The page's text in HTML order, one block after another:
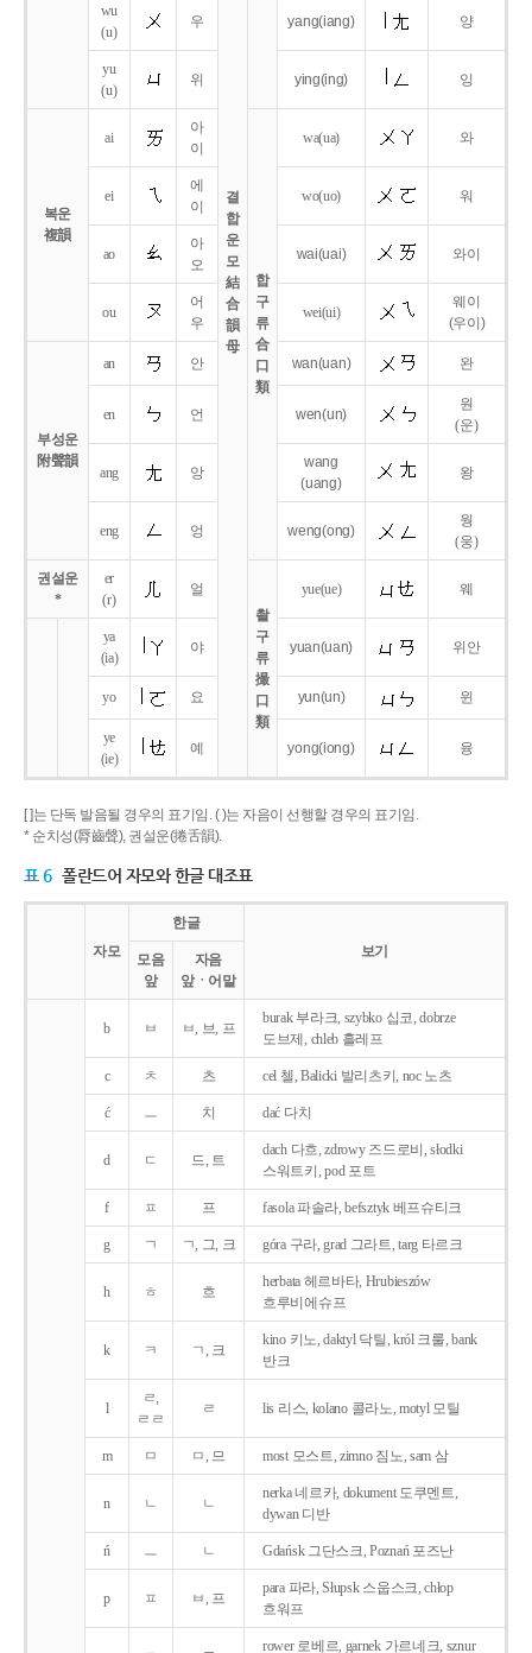
결
합
운
모
結
合
韻
母
wu
(u)
우 yang(iang) 양
yu
(u)
위 ying(ing) 잉
복운
複韻
ai
아
이
합
구
류
合
口
類
wa(ua) 와
ei
에
이
wo(uo) 워
ao
아
오
wai(uai) 와이
ou
어
우
wei(ui)
웨이
(우이)
부성운
附聲韻
an 안 wan(uan) 완
en 언 wen(un)
원
(운)
ang 앙
wang
(uang)
왕
eng 엉 weng(ong)
웡
(웅)
권설운
*
er
(r)
얼
촬
구
류
撮
口
類
yue(ue) 웨
ya
(ia)
야 yuan(uan) 위안
yo 요 yun(un) 윈
ye
(ie)
예 yong(iong) 융
[ ]는 단독 발음될 경우의 표기임. ( )는 자음이 선행할 경우의 표기임.
* 순치성(脣齒聲), 권설운(捲舌韻).
표 6 폴란드어 자모와 한글 대조표
자모
한글
보기
모음
앞
자음
앞ㆍ어말
b ㅂ ㅂ, 브, 프
burak 부라크, szybko 십코, dobrze
도브제, chleb 흘레프
c ㅊ 츠 cel 첼, Balicki 발리츠키, noc 노츠
ć ㅡ 치 dać 다치
d ㄷ 드, 트
dach 다흐, zdrowy 즈드로비, słodki
스워트키, pod 포트
f ㅍ 프 fasola 파솔라, befsztyk 베프슈티크
g ㄱ ㄱ, 그, 크 góra 구라, grad 그라트, targ 타르크
h ㅎ 흐
herbata 헤르바타, Hrubieszów
흐루비에슈프
k ㅋ ㄱ, 크
kino 키노, daktyl 닥틸, król 크룰, bank
반크
l
ㄹ,
ㄹㄹ
ㄹ lis 리스, kolano 콜라노, motyl 모틸
m ㅁ ㅁ, 므 most 모스트, zimno 짐노, sam 삼
n ㄴ ㄴ
nerka 네르카, dokument 도쿠멘트,
dywan 디반
ń ㅡ ㄴ Gdańsk 그단스크, Poznań 포즈난
p ㅍ ㅂ, 프
para 파라, Słupsk 스웁스크, chłop
흐워프
rower 로베르, garnek 가르네크, sznur